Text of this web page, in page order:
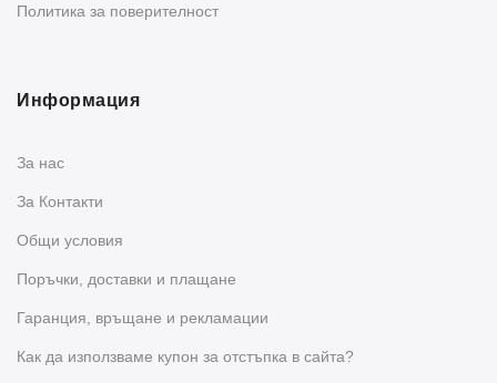
Политика за поверителност
Информация
За нас
За Контакти
Общи условия
Поръчки, доставки и плащане
Гаранция, връщане и рекламации
Как да използваме купон за отстъпка в сайта?